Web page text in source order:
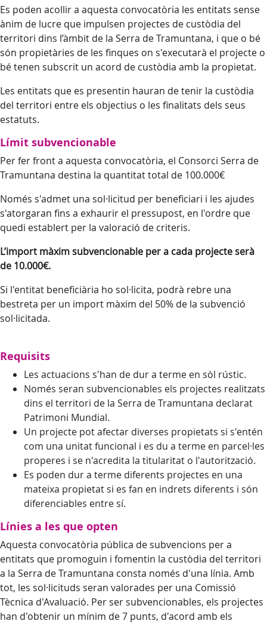
Es poden acollir a aquesta convocatòria les entitats sense
ànim de lucre que impulsen projectes de custòdia del
territori dins l’àmbit de la Serra de Tramuntana, i que o bé
són propietàries de les finques on s'executarà el projecte o
bé tenen subscrit un acord de custòdia amb la propietat.
Les entitats que es presentin hauran de tenir la custòdia
del territori entre els objectius o les finalitats dels seus
estatuts.
Límit subvencionable
Per fer front a aquesta convocatòria, el Consorci Serra de
Tramuntana destina la quantitat total de 100.000€
Només s'admet una sol·licitud per beneficiari i les ajudes
s'atorgaran fins a exhaurir el pressupost, en l'ordre que
quedi establert per la valoració de criteris.
L’import màxim subvencionable per a cada projecte serà
de 10.000€.
Si l'entitat beneficiària ho sol·licita, podrà rebre una
bestreta per un import màxim del 50% de la subvenció
sol·licitada.
Requisits
Les actuacions s'han de dur a terme en sòl rústic.
Només seran subvencionables els projectes realitzats
dins el territori de la Serra de Tramuntana declarat
Patrimoni Mundial.
Un projecte pot afectar diverses propietats si s'entén
com una unitat funcional i es du a terme en parcel·les
properes i se n'acredita la titularitat o l'autorització.
Es poden dur a terme diferents projectes en una
mateixa propietat si es fan en indrets diferents i són
diferenciables entre sí.
Línies a les que opten
Aquesta convocatòria pública de subvencions per a
entitats que promoguin i fomentin la custòdia del territori
a la Serra de Tramuntana consta només d'una línia. Amb
tot, les sol·licituds seran valorades per una Comissió
Tècnica d'Avaluació. Per ser subvencionables, els projectes
han d'obtenir un mínim de 7 punts, d'acord amb els